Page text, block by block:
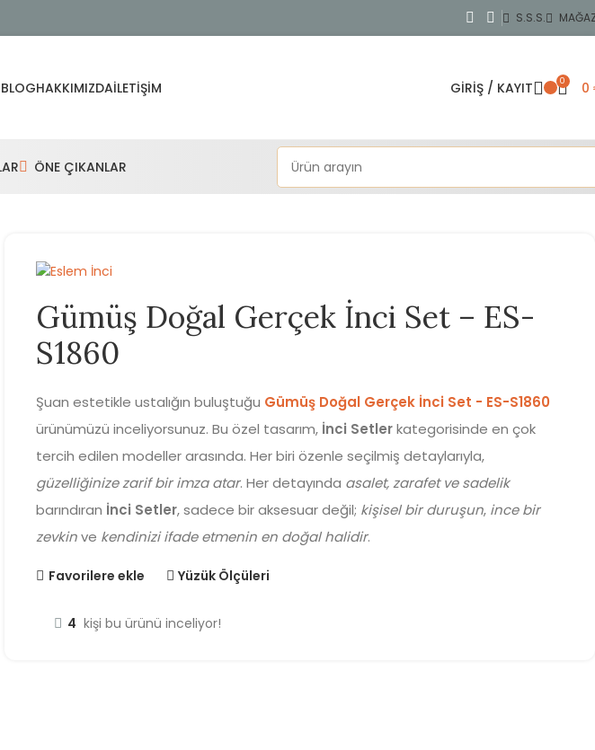
S.S.S.
BLOGHAKKIMIZDAİLETIŞIM GIRIŞ / KAYIT 0 0
ÖNE ÇIKANLAR
Gümüş Doğal Gerçek İnci Set – ES-
S1860
Şuan estetikle ustalığın buluştuğu Gümüş Doğal Gerçek İnci Set - ES-S1860
ürünümüzü inceliyorsunuz. Bu özel tasarım, İnci Setlerkategorisinde en çok
tercih edilen modeller arasında. Her biri özenle seçilmiş detaylarıyla,
güzelliğinize zarif bir imza atar. Her detayında asalet, zarafet ve sadelik
barındıran İnci Setler, sadece bir aksesuar değil; kişisel bir duruşun, ince bir
zevkinve kendinizi ifade etmenin en doğal halidir.
Favorilere ekle Yüzük Ölçüleri
4 kişi bu ürünü inceliyor!